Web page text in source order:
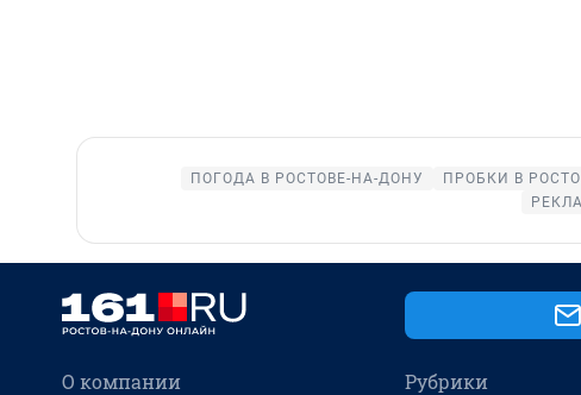
ПОГОДА В РОСТОВЕ-НА-ДОНУ ПРОБКИ В
О компании Рубрики